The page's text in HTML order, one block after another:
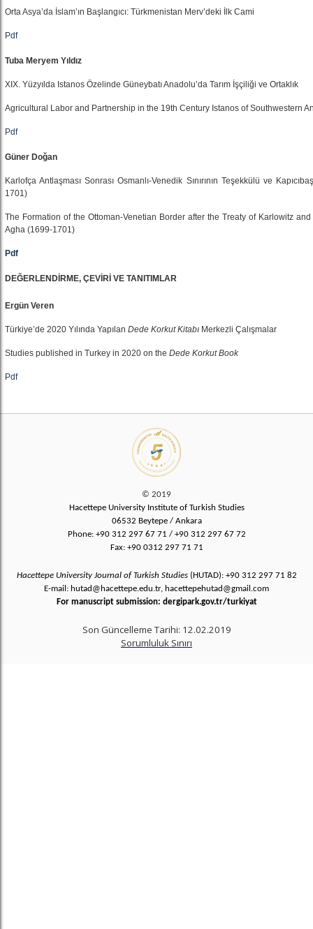
Orta Asya’da İslam’ın Başlangıcı: Türkmenistan Merv’deki İlk Cami
Pdf
Tuba Meryem Yıldız
XIX. Yüzyılda Istanos Özelinde Güneybatı Anadolu’da Tarım İşçiliği ve Ortaklık
Agricultural Labor and Partnership in the 19th Century Istanos of Southwestern
Pdf
Güner Doğan
Karlofça Antlaşması Sonrası Osmanlı-Venedik Sınırının Teşekkülü ve
1701)
The Formation of the Ottoman-Venetian Border after the Treaty of Karlowitz and
Agha (1699-1701)
Pdf
DEĞERLENDİRME, ÇEVİRİ VE TANITIMLAR
Ergün Veren
Türkiye’de 2020 Yılında Yapılan Dede Korkut KitabıMerkezli Çalışmalar
Studies published in Turkey in 2020 on the Dede Korkut Book
Pdf
© 2019
Hacettepe University Institute of Turkish Studies
06532 Beytepe / Ankara
Phone: +90 312 297 67 71 / +90 312 297 67 72
Fax: +90 0312 297 71 71
Hacettepe University Journal of Turkish Studies(HUTAD): +90 312 297 71 82
E-mail: hutad@hacettepe.edu.tr, hacettepehutad@gmail.com
For manuscript submission: dergipark.gov.tr/turkiyat
Son Güncelleme Tarihi: 12.02.2019
Sorumluluk Sınırı